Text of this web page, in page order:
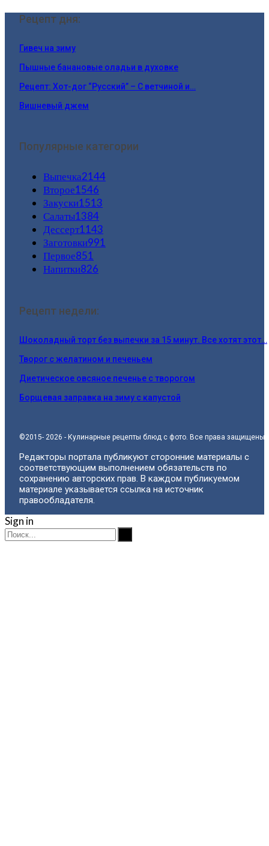
Рецепт дня:
Гивеч на зиму
Пышные банановые оладьи в духовке
Рецепт: Хот-дог “Русский” – С ветчиной и…
Вишневый джем
Популярные категории
Выпечка2144
Второе1546
Закуски1513
Салаты1384
Дессерт1143
Заготовки991
Первое851
Напитки826
Рецепт недели:
Шоколадный торт без выпечки за 15 минут. Все хотят этот…
Творог с желатином и печеньем
Диетическое овсяное печенье с творогом
Борщевая заправка на зиму с капустой
©2015- 2026 - Кулинарные рецепты блюд с фото. Все права защищены.
Редакторы портала публикуют сторонние материалы с
соответствующим выполнением обязательств по
сохранению авторских прав. В каждом публикуемом
материале указывается ссылка на источник
правообладателя.
Sign in